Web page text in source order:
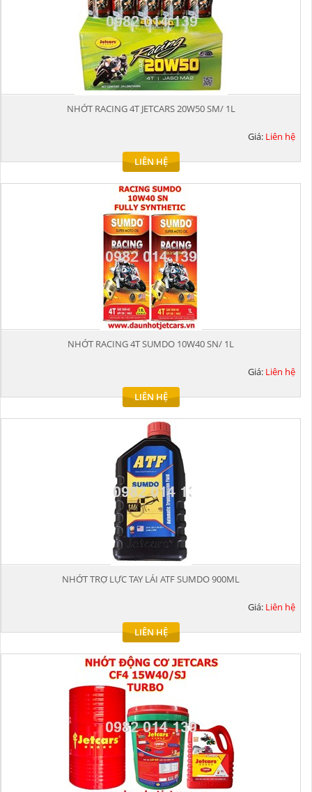
NHỚT RACING 4T JETCARS 20W50 SM/ 1L
Giá: Liên hệ
LIÊN HỆ
NHỚT RACING 4T SUMDO 10W40 SN/ 1L
Giá: Liên hệ
LIÊN HỆ
NHỚT TRỢ LỰC TAY LÁI ATF SUMDO 900ML
Giá: Liên hệ
LIÊN HỆ